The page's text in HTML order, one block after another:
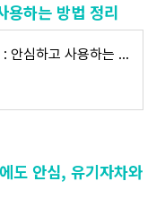
용하는 방법 정리
자외선차단제 부작용 : 안심하고 사용하는 방법 정리
도 안심, 유기자차와